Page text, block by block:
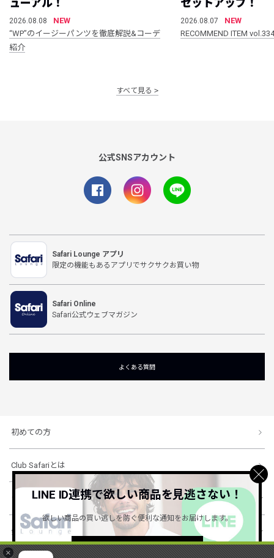
×
ューアル！
2026.08.08
NEW
“WP”のイージーパンツを徹底解説&コーデ
紹介
セットアップ！
2026.08.07
NEW
RECOMMEND ITEM vol.334
すべて見る
公式SNSアカウント
Safari Lounge アプリ
限定の機能もあるアプリでサクサクお買い物
Safari Online
Safari公式ウェブマガジン
よくある質問
初めての方
Club Safariとは
ショッピングガイド
会社概要・規約
LINE ID連携で欲しい商品を見逃さない！
欲しい商品の買い逃しを防ぐ便利な通知をお届けします。
詳しくはこちら ＞